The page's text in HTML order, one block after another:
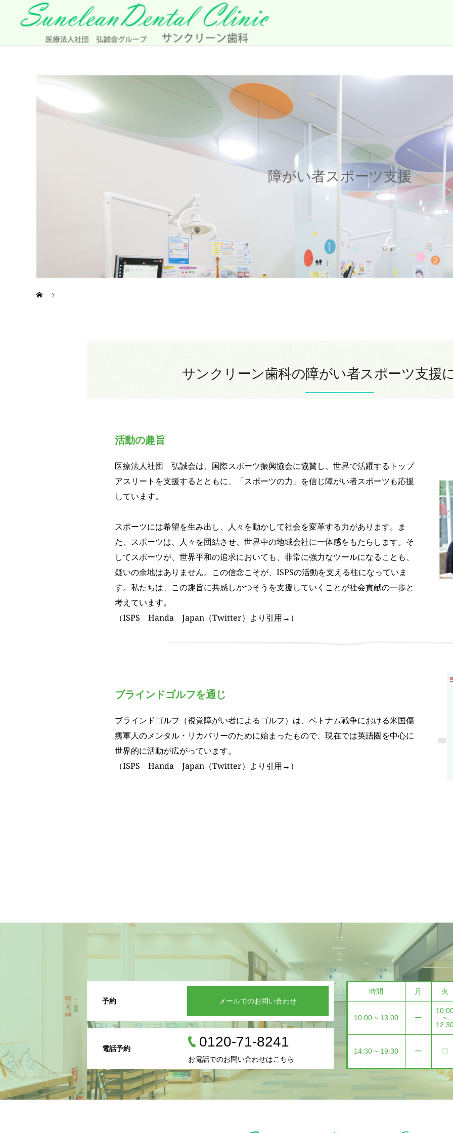
障がい者スポーツ支援
サンクリーン歯科の障がい者スポーツ支援
活動の趣旨
医療法人社団　弘誠会は、国際スポーツ振興協会に協賛し、世界で活躍するトップ
アスリートを支援するとともに、「スポーツの力」を信じ障がい者スポーツも応援
しています。
スポーツには希望を生み出し、人々を動かして社会を変革する力があります。ま
た、スポーツは、人々を団結させ、世界中の地域会社に一体感をもたらします。そ
してスポーツが、世界平和の追求においても、非常に強力なツールになることも、
疑いの余地はありません。この信念こそが、ISPSの活動を支える柱になっていま
す。私たちは、この趣旨に共感しかつそうを支援していくことが社会貢献の一歩と
考えています。
（ISPS　Handa　Japan（Twitter）より引用→）
ブラインドゴルフを通じ
ブラインドゴルフ（視覚障がい者によるゴルフ）は、ベトナム戦争における米国傷
痍軍人のメンタル・リカバリーのために始まったもので、現在では英語圏を中心に
世界的に活動が広がっています。
（ISPS　Handa　Japan（Twitter）より引用→）
予約 メールでのお問い合わせ
電話予約 0120-71-8241
お電話でのお問い合わせはこちら
時間 月 火
10:00 ~ 13:00 ー
~
14:30 ~ 19:30 ー 〇